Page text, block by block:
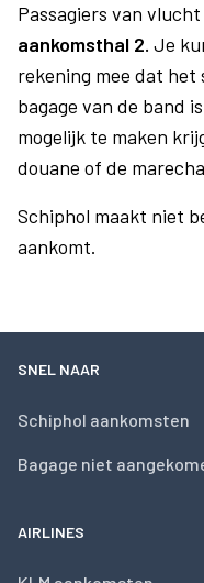
Passagiers van
aankomsthal 2. Je
rekening mee dat het
bagage van de band
mogelijk te maken
douane of de
Schiphol maakt niet
aankomt.
SNEL NAAR
Schiphol aankomsten
Bagage niet
AIRLINES